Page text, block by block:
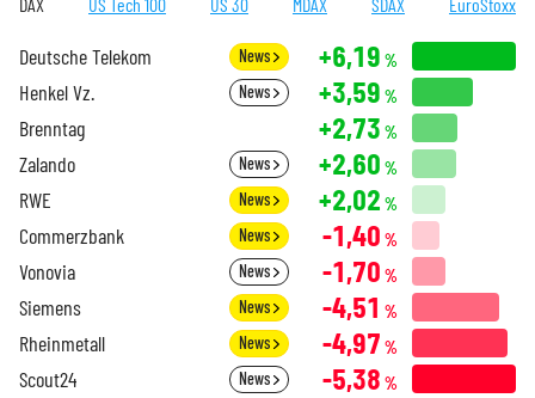
Deutsche Telekom News +6,19 %
Henkel Vz. News +3,59 %
Brenntag +2,73 %
Zalando News +2,60 %
RWE News +2,02 %
Commerzbank News -1,40 %
Vonovia News -1,70 %
Siemens News -4,51 %
Rheinmetall News -4,97 %
Scout24 News -5,38 %